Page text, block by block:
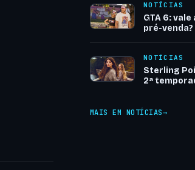
NOTÍCIAS
GTA 6:
pré-
NOTÍCIAS
Sterling
2ª
MAIS EM NOTÍCIAS